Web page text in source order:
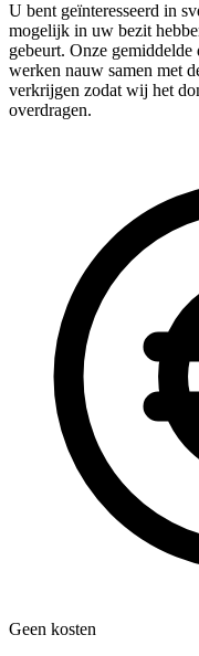
U bent geïnteresseerd in
mogelijk in uw bezit
gebeurt. Onze
werken nauw samen met
verkrijgen zodat wij het
overdragen.
Geen kosten